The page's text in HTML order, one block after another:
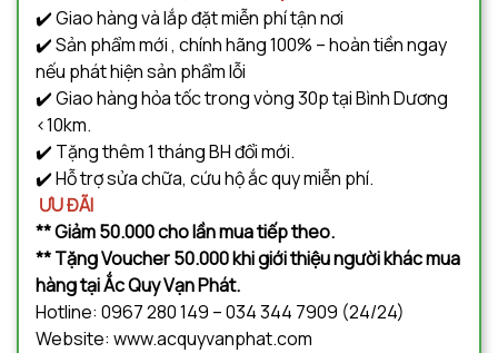
✔️ Giao hàng và lắp đặt miễn phí tận nơi
✔️ Sản phẩm mới , chính hãng 100% – hoàn tiền ngay
nếu phát hiện sản phẩm lỗi
✔️ Giao hàng hỏa tốc trong vòng 30p tại Bình Dương
<10km.
✔️ Tặng thêm 1 tháng BH đổi mới.
✔️ Hỗ trợ sửa chữa, cứu hộ ắc quy miễn phí.
ƯU ĐÃI
** Giảm 50.000 cho lần mua tiếp theo.
** Tặng Voucher 50.000 khi giới thiệu người khác mua
hàng tại Ắc Quy Vạn Phát.
Hotline: 0967 280 149 – 034 344 7909 (24/24)
Website: www.acquyvanphat.com